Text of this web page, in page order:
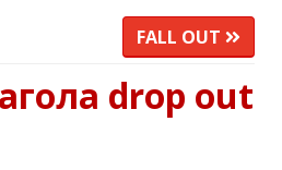
FALL OUT
drop out